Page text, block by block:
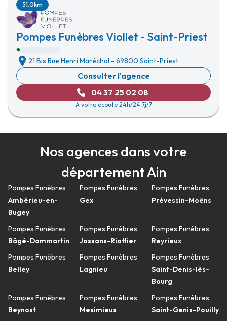
Pompes Funèbres Viollet - Saint-Priest
51.0km
21 Bis Rue Henri Maréchal - 69800 Saint-Priest
Consulter l'agence
04 37 25 02 08
A votre écoute 24h/24 7j/7
Nos agences dans votre
département Ain
Pompes Funèbres
Ambérieu-en-
Bugey
Pompes Funèbres
Bâgé-Dommartin
Pompes Funèbres
Belley
Pompes Funèbres
Beynost
Pompes Funèbres
Gex
Pompes Funèbres
Jassans-Riottier
Pompes Funèbres
Lagnieu
Pompes Funèbres
Meximieux
Pompes Funèbres
Prévessin-Moëns
Pompes Funèbres
Reyrieux
Pompes Funèbres
Saint-Denis-lès-
Bourg
Pompes Funèbres
Saint-Genis-Pouilly